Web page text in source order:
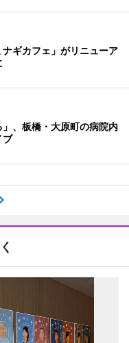
ギカフェ」がリニューア
、板橋・大原町の病院内
ブ